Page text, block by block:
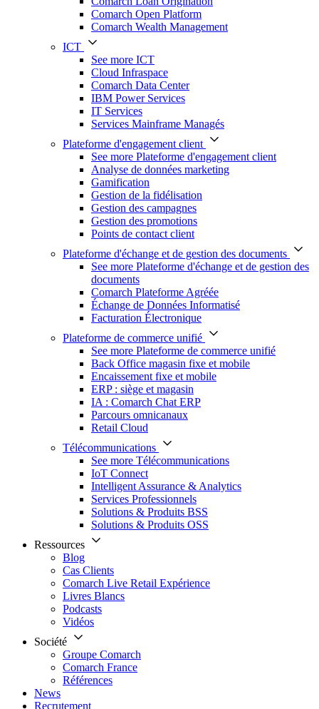
Comarch Open Platform
Comarch Wealth Management
ICT
See more ICT
Cloud Infraspace
Comarch Data Center
IBM Power Services
IT Services
Services Mainframe Managés
Plateforme d'engagement client
See more Plateforme d'engagement client
Analyse de données marketing
Gamification
Gestion de la fidélisation
Gestion des campagnes
Gestion des promotions
Points de contact client
Plateforme d'échange et de gestion des documents
See more Plateforme d'échange et de gestion des
documents
Comarch Plateforme Agréée
Échange de Données Informatisé
Facturation Électronique
Plateforme de commerce unifié
See more Plateforme de commerce unifié
Back Office magasin fixe et mobile
Encaissement fixe et mobile
ERP : siège et magasin
IA : Comarch Chat ERP
Parcours omnicanaux
Retail Cloud
Télécommunications
See more Télécommunications
IoT Connect
Intelligent Assurance & Analytics
Services Professionnels
Solutions & Produits BSS
Solutions & Produits OSS
Ressources
Blog
Cas Clients
Comarch Live Retail Expérience
Livres Blancs
Podcasts
Vidéos
Société
Groupe Comarch
Comarch France
Références
News
Recrutement